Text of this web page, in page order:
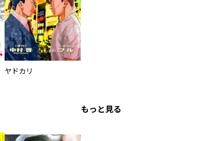
ヤドカリ
もっと見る